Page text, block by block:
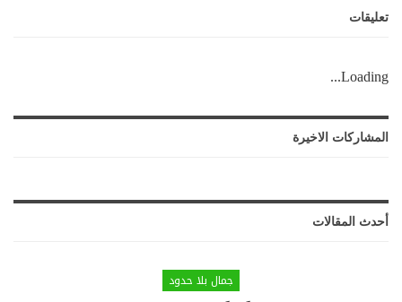
تعليقات
Loading...
المشاركات الاخيرة
أحدث المقالات
جمال بلا حدود